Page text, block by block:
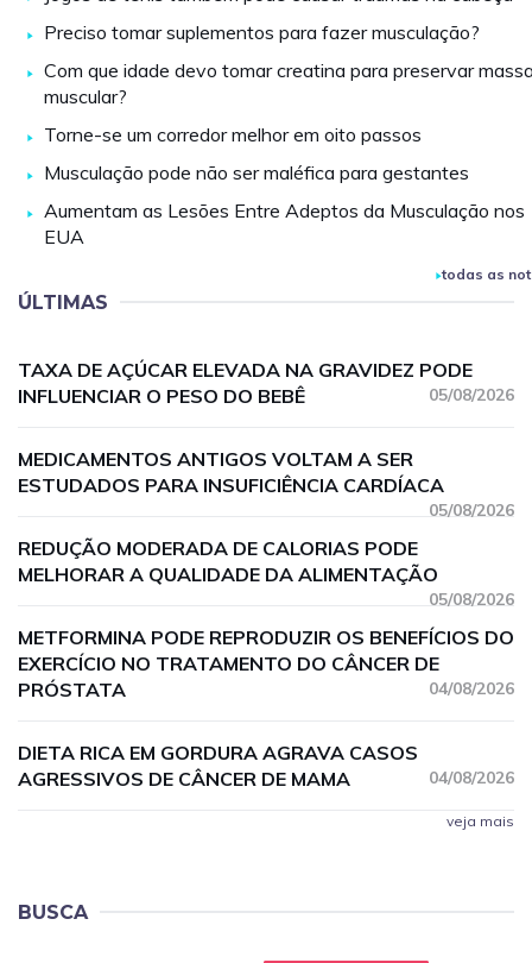
Preciso tomar suplementos para fazer musculação?
Com que idade devo tomar creatina para preservar
muscular?
Torne-se um corredor melhor em oito passos
Musculação pode não ser maléfica para gestantes
Aumentam as Lesões Entre Adeptos da Musculação nos
EUA
todas as
ÚLTIMAS
TAXA DE AÇÚCAR ELEVADA NA GRAVIDEZ PODE
INFLUENCIAR O PESO DO BEBÊ
05/08/2026
MEDICAMENTOS ANTIGOS VOLTAM A SER
ESTUDADOS PARA INSUFICIÊNCIA CARDÍACA
05/08/2026
REDUÇÃO MODERADA DE CALORIAS PODE
MELHORAR A QUALIDADE DA ALIMENTAÇÃO
05/08/2026
METFORMINA PODE REPRODUZIR OS BENEFÍCIOS DO
EXERCÍCIO NO TRATAMENTO DO CÂNCER DE
PRÓSTATA
04/08/2026
DIETA RICA EM GORDURA AGRAVA CASOS
AGRESSIVOS DE CÂNCER DE MAMA
04/08/2026
veja mais
BUSCA